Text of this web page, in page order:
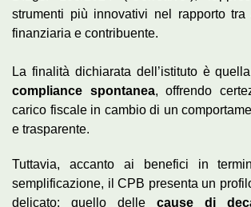
strumenti più innovativi nel rapporto tra
finanziaria e contribuente.
La finalità dichiarata dell’istituto è
compliance spontanea, offrendo
carico fiscale in cambio di un
e trasparente.
Tuttavia, accanto ai benefici in
semplificazione, il CPB presenta un
delicato: quello delle cause di